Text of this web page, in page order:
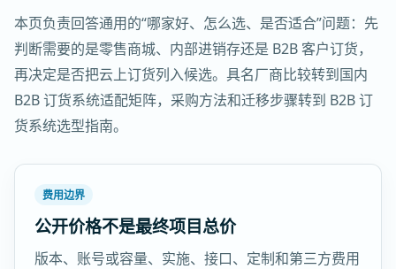
本页负责回答通用的“哪家好、怎么选、是否适合”问题：先
判断需要的是零售商城、内部进销存还是 B2B 客户订货，
再决定是否把云上订货列入候选。具名厂商比较转到国内
B2B 订货系统适配矩阵，采购方法和迁移步骤转到 B2B 订
货系统选型指南。
费用边界
公开价格不是最终项目总价
版本、账号或容量、实施、接口、定制和第三方费用